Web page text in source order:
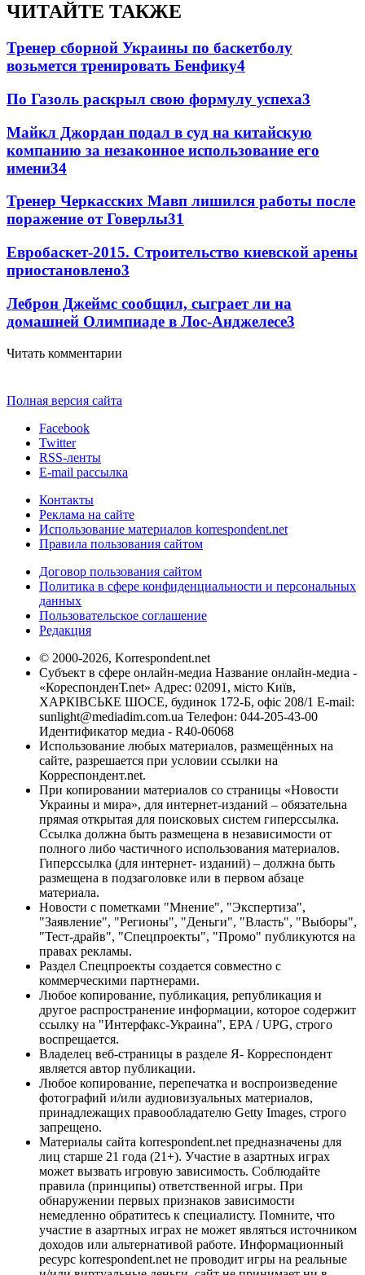
ЧИТАЙТЕ ТАКЖЕ
Тренер сборной Украины по баскетболу
возьмется тренировать Бенфику4
По Газоль раскрыл свою формулу успеха3
Майкл Джордан подал в суд на китайскую
компанию за незаконное использование его
имени34
Тренер Черкасских Мавп лишился работы после
поражение от Говерлы31
Евробаскет-2015. Строительство киевской арены
приостановлено3
Леброн Джеймс сообщил, сыграет ли на
домашней Олимпиаде в Лос-Анджелесе3
Читать комментарии
Полная версия сайта
Facebook
Twitter
RSS-ленты
E-mail рассылка
Контакты
Реклама на сайте
Использование материалов korrespondent.net
Правила пользования сайтом
Договор пользования сайтом
Политика в сфере конфиденциальности и персональных
данных
Пользовательское соглашение
Редакция
© 2000-2026, Korrespondent.net
Субъект в сфере онлайн-медиа Название онлайн-медиа -
«КореспонденТ.net» Адрес: 02091, місто Київ,
ХАРКІВСЬКЕ ШОСЕ, будинок 172-Б, офіс 208/1 E-mail:
sunlight@mediadim.com.ua Телефон: 044-205-43-00
Идентификатор медиа - R40-06068
Использование любых материалов, размещённых на
сайте, разрешается при условии ссылки на
Корреспондент.net.
При копировании материалов со страницы «Новости
Украины и мира», для интернет-изданий – обязательна
прямая открытая для поисковых систем гиперссылка.
Ссылка должна быть размещена в независимости от
полного либо частичного использования материалов.
Гиперссылка (для интернет- изданий) – должна быть
размещена в подзаголовке или в первом абзаце
материала.
Новости с пометками "Мнение", "Экспертиза",
"Заявление", "Регионы", "Деньги", "Власть", "Выборы",
"Тест-драйв", "Спецпроекты", "Промо" публикуются на
правах рекламы.
Раздел Спецпроекты создается совместно с
коммерческими партнерами.
Любое копирование, публикация, републикация и
другое распространение информации, которое содержит
ссылку на "Интерфакс-Украина", EPA / UPG, строго
воспрещается.
Владелец веб-страницы в разделе Я- Корреспондент
является автор публикации.
Любое копирование, перепечатка и воспроизведение
фотографий и/или аудиовизуальных материалов,
принадлежащих правообладателю Getty Images, строго
запрещено.
Материалы сайта korrespondent.net предназначены для
лиц старше 21 года (21+). Участие в азартных играх
может вызвать игровую зависимость. Соблюдайте
правила (принципы) ответственной игры. При
обнаружении первых признаков зависимости
немедленно обратитесь к специалисту. Помните, что
участие в азартных играх не может являться источником
доходов или альтернативой работе. Информационный
ресурс korrespondent.net не проводит игры на реальные